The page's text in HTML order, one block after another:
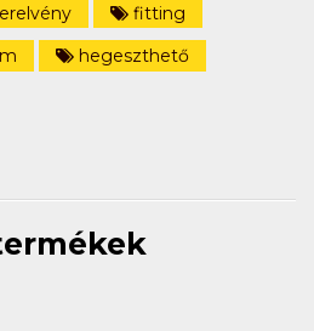
fitting
hegeszthető